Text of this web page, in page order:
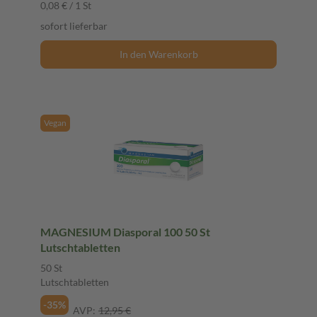
0,08 € / 1 St
sofort lieferbar
In den Warenkorb
Vegan
MAGNESIUM Diasporal 100 50 St
Lutschtabletten
50 St
Lutschtabletten
-35%
AVP: 12,95 €